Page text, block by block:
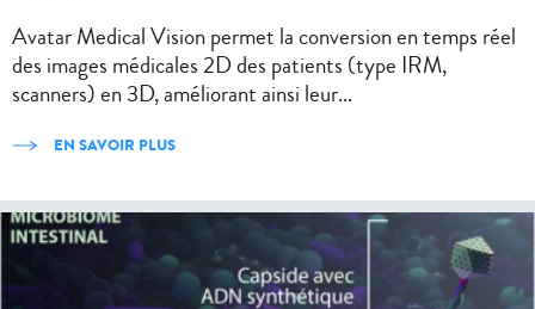
Avatar Medical Vision permet la conversion en temps réel
des images médicales 2D des patients (type IRM,
scanners) en 3D, améliorant ainsi leur...
EN SAVOIR PLUS